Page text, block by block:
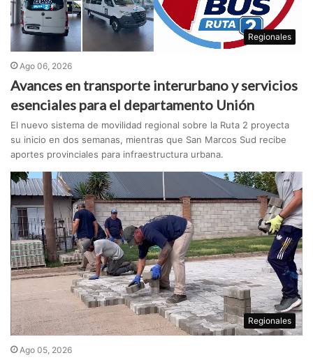
Regionales
Ago 06, 2026
Avances en transporte interurbano y servicios
esenciales para el departamento Unión
El nuevo sistema de movilidad regional sobre la Ruta 2 proyecta
su inicio en dos semanas, mientras que San Marcos Sud recibe
aportes provinciales para infraestructura urbana.
Regionales
Ago 05, 2026